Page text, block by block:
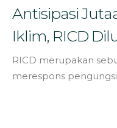
Antisipasi
Iklim, RICD
RICD merupakan
merespons